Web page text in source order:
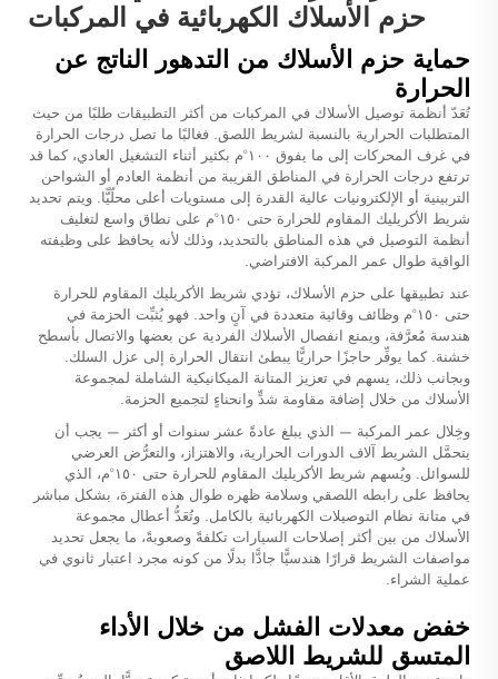
حزم الأسلاك الكهربائية في المركبات
حماية حزم الأسلاك من التدهور الناتج عن
الحرارة
تُعَدّ أنظمة توصيل الأسلاك في المركبات من أكثر التطبيقات طلبًا من حيث
المتطلبات الحرارية بالنسبة لشريط اللصق. فغالبًا ما تصل درجات الحرارة
في غرف المحركات إلى ما يفوق ١٠٠°م بكثير أثناء التشغيل العادي، كما قد
ترتفع درجات الحرارة في المناطق القريبة من أنظمة العادم أو الشواحن
التربينية أو الإلكترونيات عالية القدرة إلى مستويات أعلى محلّيًّا. ويتم تحديد
شريط الأكريليك المقاوم للحرارة حتى ١٥٠°م على نطاق واسع لتغليف
أنظمة التوصيل في هذه المناطق بالتحديد، وذلك لأنه يحافظ على وظيفته
الواقية طوال عمر المركبة الافتراضي.
عند تطبيقها على حزم الأسلاك، تؤدي شريط الأكريليك المقاوم للحرارة
حتى ١٥٠°م وظائف وقائية متعددة في آنٍ واحد. فهو يُثبِّت الحزمة في
هندسة مُعرَّفة، ويمنع انفصال الأسلاك الفردية عن بعضها والاتصال بأسطح
خشنة. كما يوفِّر حاجزًا حراريًّا يبطئ انتقال الحرارة إلى عزل السلك.
وبجانب ذلك، يسهم في تعزيز المتانة الميكانيكية الشاملة لمجموعة
الأسلاك من خلال إضافة مقاومة شدٍّ وانحناءٍ لتجميع الحزمة.
وخِلال عمر المركبة — الذي يبلغ عادةً عشر سنوات أو أكثر — يجب أن
يتحمَّل الشريط آلاف الدورات الحرارية، والاهتزاز، والتعرُّض العرضي
للسوائل. ويُسهم شريط الأكريليك المقاوم للحرارة حتى ١٥٠°م، الذي
يحافظ على رابطه اللصقي وسلامة ظهره طوال هذه الفترة، بشكل مباشر
في متانة نظام التوصيلات الكهربائية بالكامل. وتُعَدُّ أعطال مجموعة
الأسلاك من بين أكثر إصلاحات السيارات تكلفةً وصعوبةً، ما يجعل تحديد
مواصفات الشريط قرارًا هندسيًّا جادًّا بدلًا من كونه مجرد اعتبار ثانوي في
عملية الشراء.
خفض معدلات الفشل من خلال الأداء
المتسق للشريط اللاصق